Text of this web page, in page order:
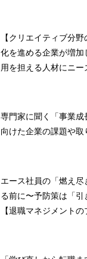
【クリエイティブ分
化を進める企業が増
用を担える人材にニー
専門家に聞く「事業
向けた企業の課題や取
エース社員の「燃え
る前に〜予防策は「引
【退職マネジメント